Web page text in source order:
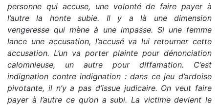
personne qui accuse, une volonté de faire payer à
l’autre la honte subie. Il y a là une dimension
vengeresse qui mène à une impasse. Si une femme
lance une accusation, l’accusé va lui retourner cette
accusation. L’un va porter plainte pour dénonciation
calomnieuse, un autre pour diffamation. C’est
indignation contre indignation : dans ce jeu d’ardoise
pivotante, il n’y a pas d’issue judicaire. On veut faire
payer à l’autre ce qu’on a subi. La victime devient le